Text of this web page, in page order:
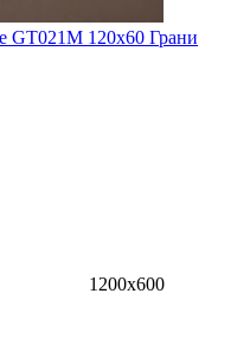
GT021M 120х60 Грани
1200х600